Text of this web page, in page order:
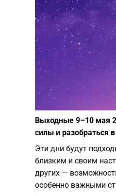
Выходные 9–10 мая
силы и разобраться
Эти дни будут
близким и своим
других —
особенно важными